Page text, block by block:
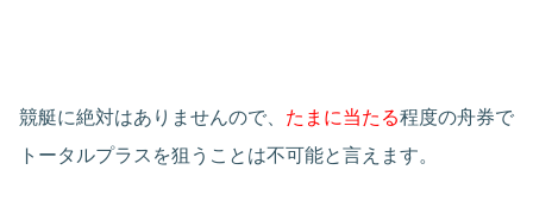
競艇に絶対はありませんので、 たまに当たる程度の舟券で
トータルプラスを狙うことは不可能と言えます。